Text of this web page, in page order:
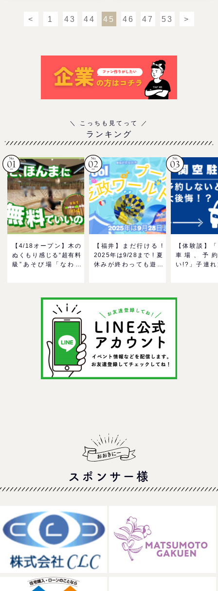
< 1 43 44 45 46 47 53 >
ランキング
【4/18オープン】木の
ぬくもり感じる“超有料
級”あそび場「なわて
＠イオンモール四條畷
【福井】まだ行ける !
2025年は9/28まで ! 夏
休みが終わっても遊べ
【体験談】
車場、予
い!?」子連
スポンサー様